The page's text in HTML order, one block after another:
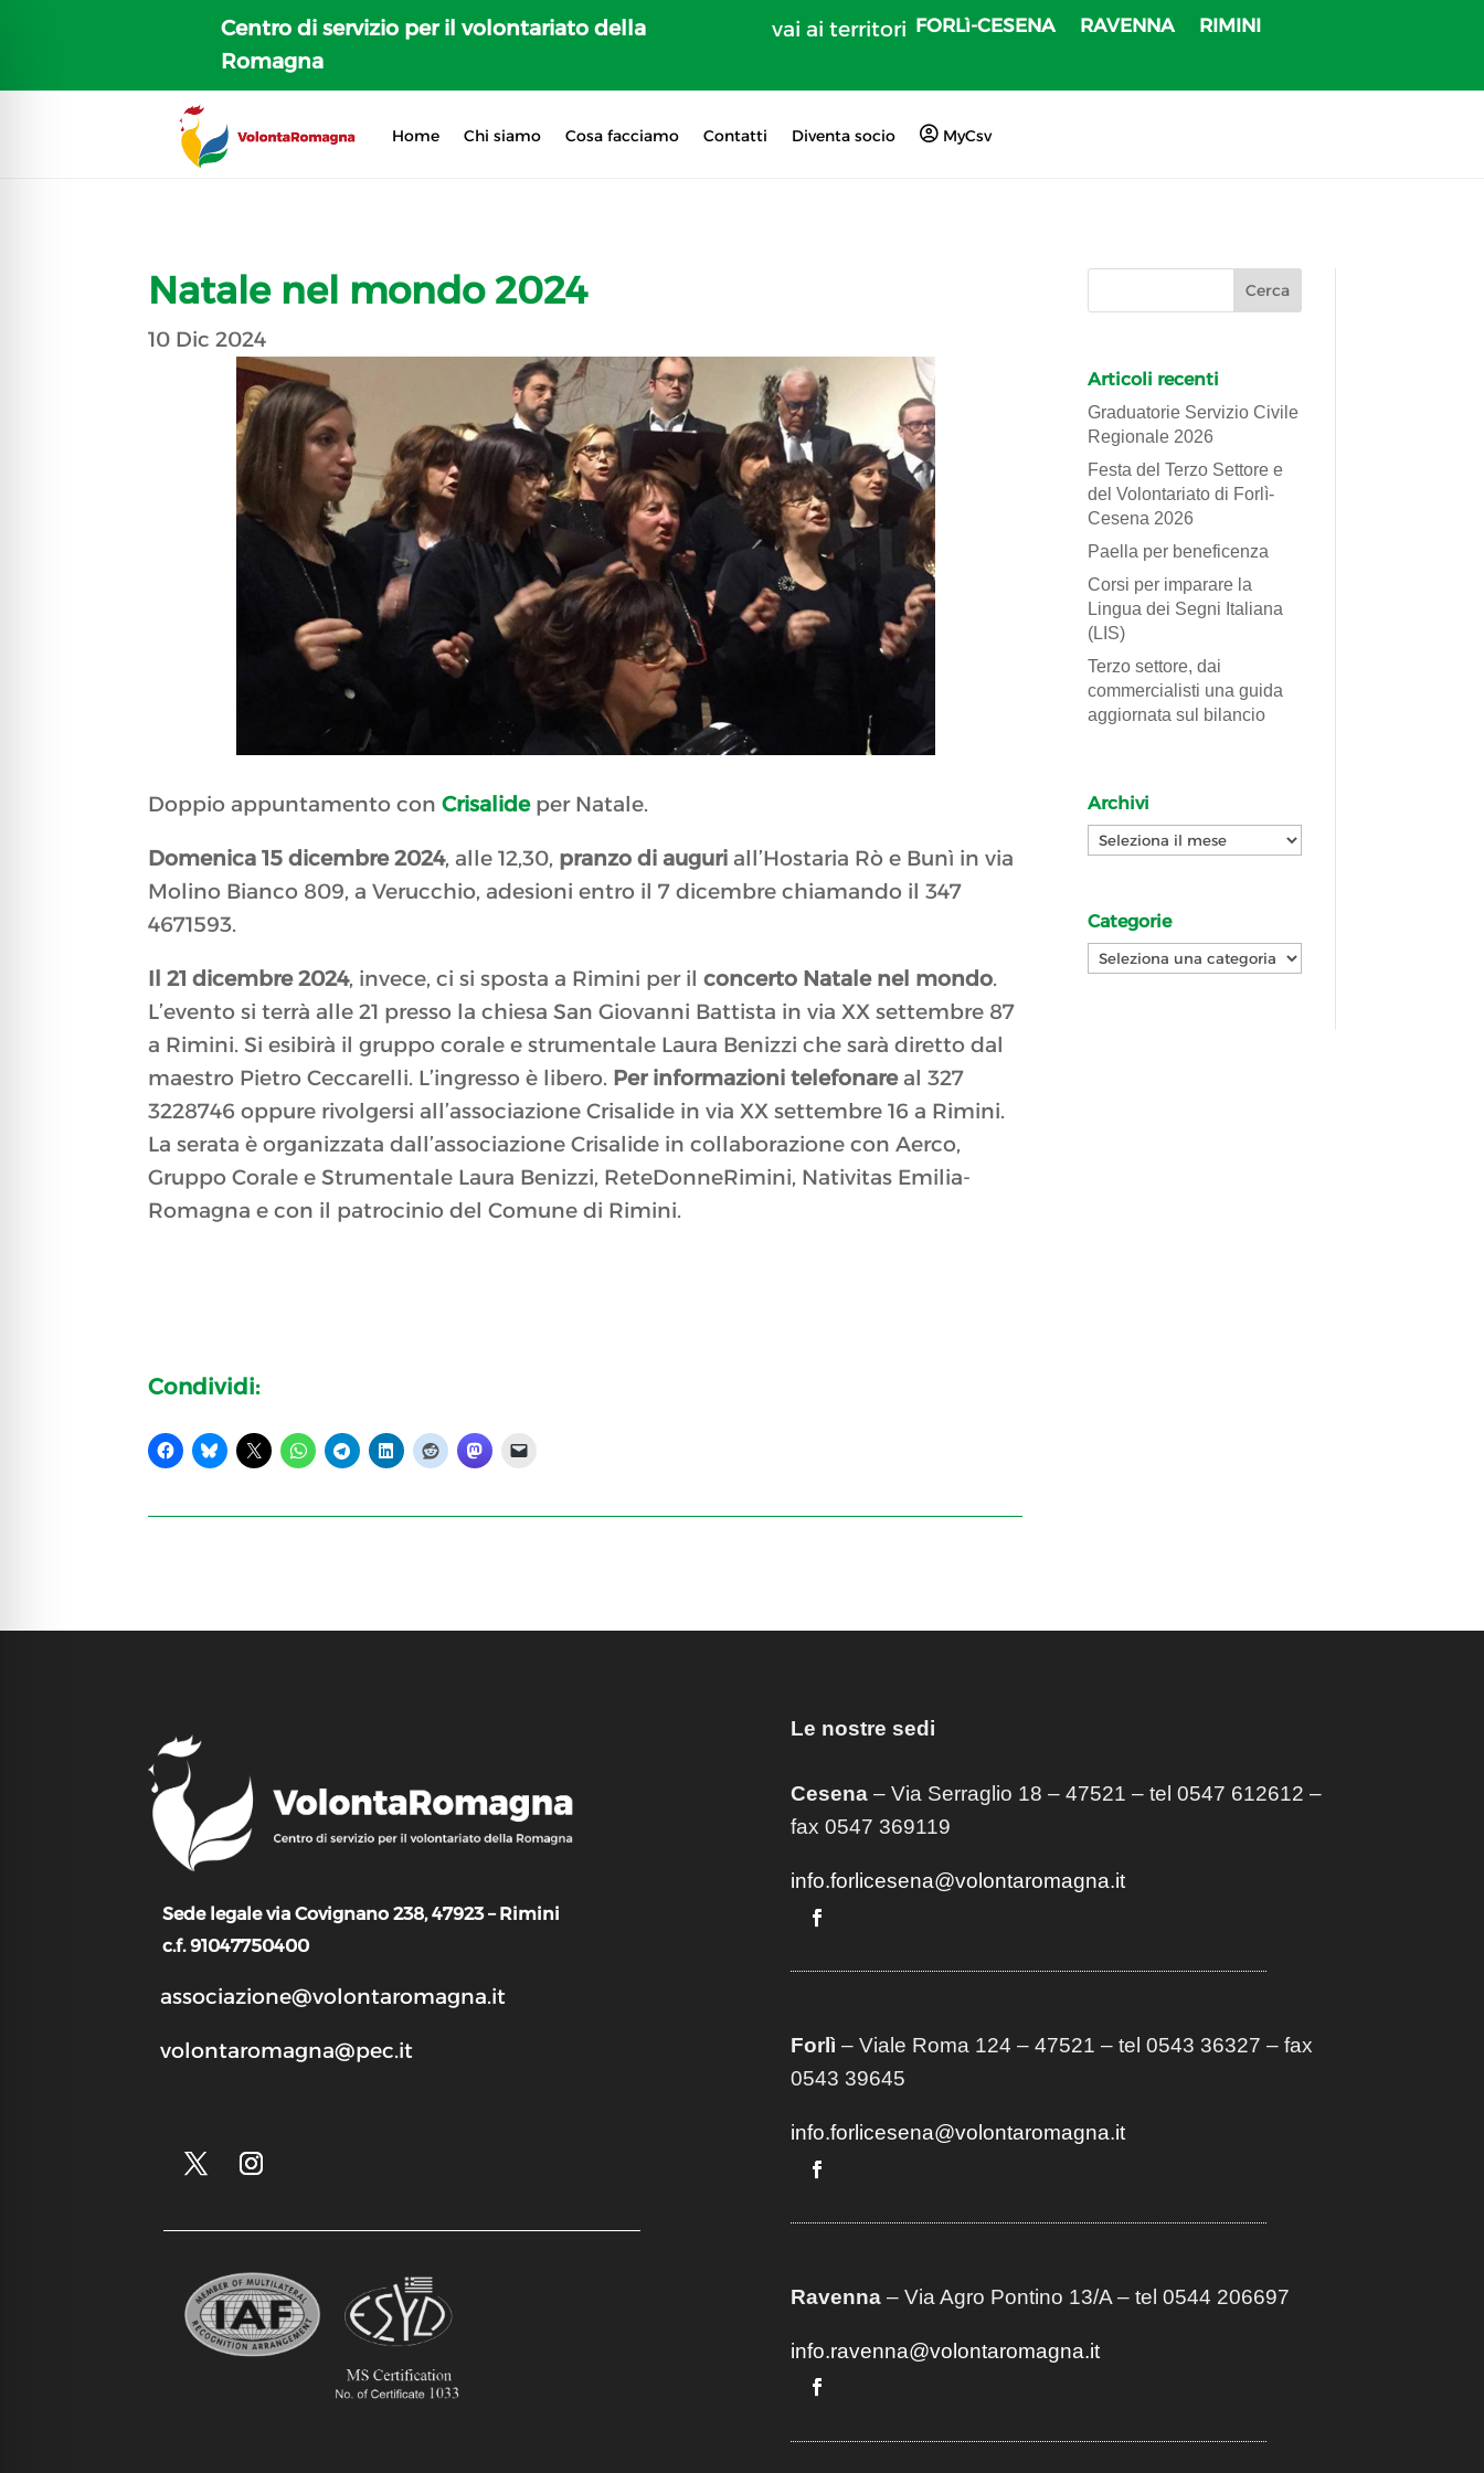
Centro di servizio per il volontariato della
Romagna
vai ai territori FORLì-CESENA RAVENNA RIMINI
Home Chi siamo Cosa facciamo Contatti Diventa socio MyCsv
Natale nel mondo 2024
10 Dic 2024
Doppio appuntamento conCrisalide per Natale.
Domenica 15 dicembre 2024, alle 12,30, pranzo di auguri all’Hostaria Rò e Bunì in via
Molino Bianco 809, a Verucchio, adesioni entro il 7 dicembre chiamando il 347
4671593.
Il 21 dicembre 2024, invece, ci si sposta a Rimini per ilconcerto Natale nel mondo.
L’evento si terrà alle 21 presso la chiesa San Giovanni Battista in via XX settembre 87
a Rimini. Si esibirà il gruppo corale e strumentale Laura Benizzi che sarà diretto dal
maestro Pietro Ceccarelli. L’ingresso è libero. Per informazioni telefonareal 327
3228746 oppure rivolgersi all’associazione Crisalide in via XX settembre 16 a Rimini.
La serata è organizzata dall’associazione Crisalide in collaborazione con Aerco,
Gruppo Corale e Strumentale Laura Benizzi, ReteDonneRimini, Nativitas Emilia-
Romagna e con il patrocinio del Comune di Rimini.
Condividi:
Articoli recenti
Graduatorie Servizio Civile
Regionale 2026
Festa del Terzo Settore e
del Volontariato di Forlì-
Cesena 2026
Paella per beneficenza
Corsi per imparare la
Lingua dei Segni Italiana
(LIS)
Terzo settore, dai
commercialisti una guida
aggiornata sul bilancio
Archivi
Archivi
Categorie
Categorie
Sede legale via Covignano 238, 47923 – Rimini
c.f. 91047750400
associazione@volontaromagna.it
volontaromagna@pec.it
Le nostre sedi
Cesena– Via Serraglio 18 – 47521 – tel 0547 612612 –
fax 0547 369119
info.forlicesena@volontaromagna.it
Forlì – Viale Roma 124 – 47521 – tel 0543 36327 – fax
0543 39645
info.forlicesena@volontaromagna.it
Ravenna– Via Agro Pontino 13/A– tel 0544 206697
info.ravenna@volontaromagna.it